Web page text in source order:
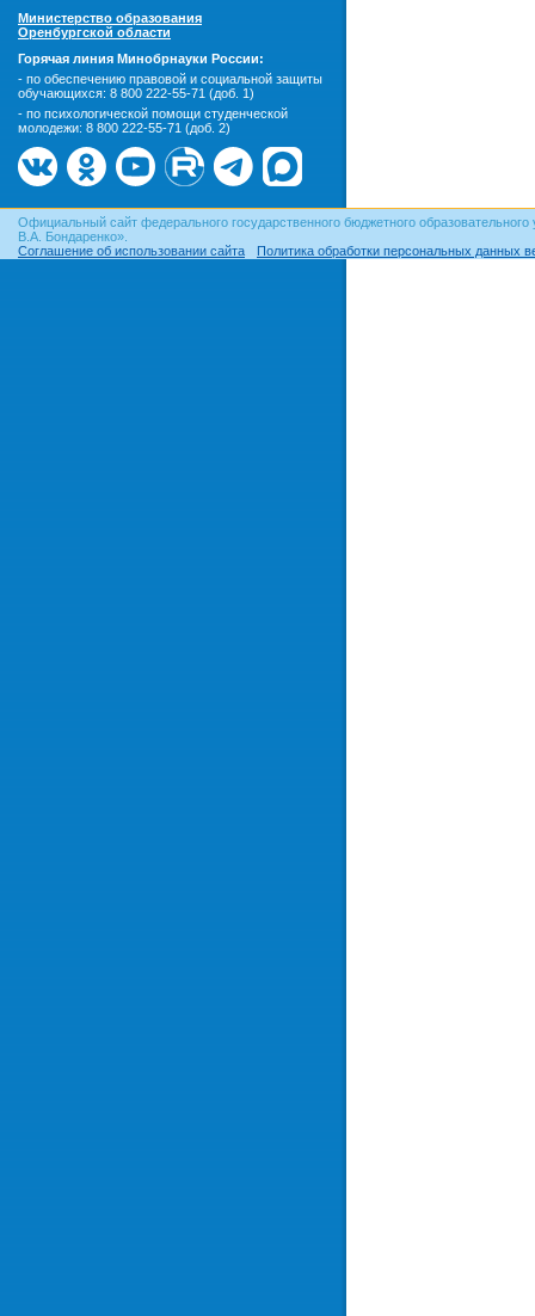
Министерство образования
Оренбургской области
Горячая линия Минобрнауки России:
- по обеспечению правовой и социальной защиты
обучающихся: 8 800 222-55-71 (доб. 1)
- по психологической помощи студенческой
молодежи: 8 800 222-55-71 (доб. 2)
Официальный сайт федерального государственного бюджетного
В.А. Бондаренко».
Соглашение об использовании сайта
Политика обработки персональных данных